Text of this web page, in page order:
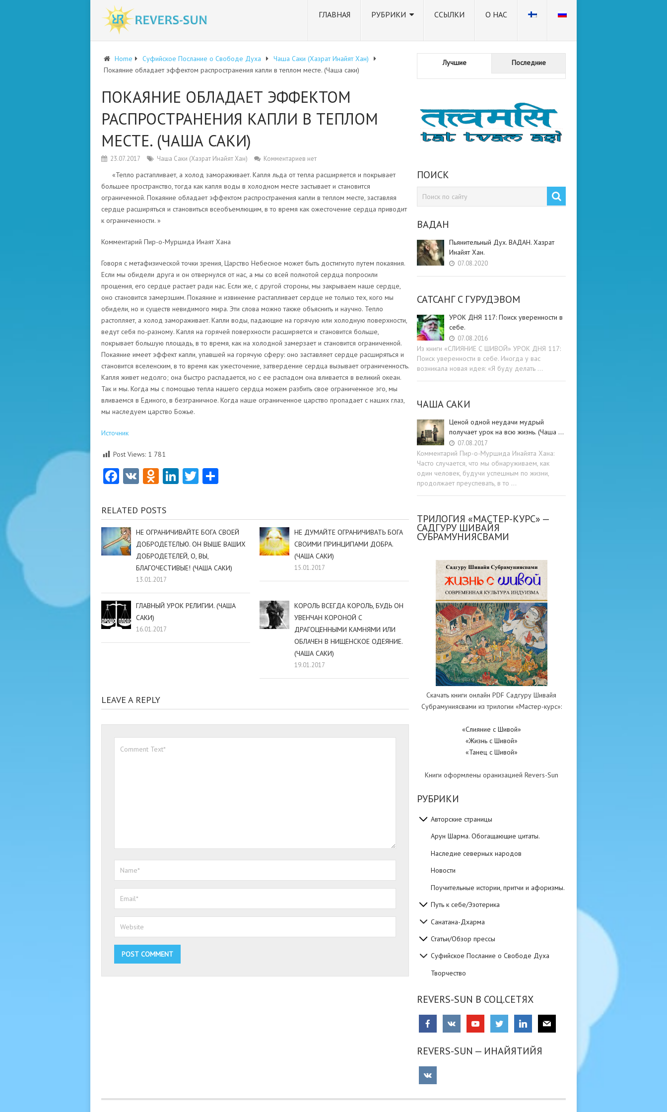
ГЛАВНАЯ РУБРИКИ ССЫЛКИ О НАС
Home Суфийское Послание о Свободе Духа
Чаша Саки (Хазрат Инайят Хан)
Покаяние обладает эффектом распространения капли в теплом месте. (Чаша саки)
ПОКАЯНИЕ ОБЛАДАЕТ ЭФФЕКТОМ
РАСПРОСТРАНЕНИЯ КАПЛИ В ТЕПЛОМ
МЕСТЕ. (ЧАША САКИ)
23.07.2017 Чаша Саки (Хазрат Инайят Хан) Комментариев нет
«Тепло растапливает, а холод замораживает. Капля льда от тепла расширяется и покрывает
большее пространство, тогда как капля воды в холодном месте застывает и становится
ограниченной. Покаяние обладает эффектом распространения капли в теплом месте, заставляя
сердце расширяться и становиться всеобъемлющим, в то время как ожесточение сердца приводит
к ограниченности. »
Комментарий Пир-о-Муршида Инаят Хана
Говоря с метафизической точки зрения, Царство Небесное может быть достигнуто путем покаяния.
Если мы обидели друга и он отвернулся от нас, а мы со всей полнотой сердца попросили
прощения, его сердце растает ради нас. Если же, с другой стороны, мы закрываем наше сердце,
оно становится замерзшим. Покаяние и извинение растапливает сердце не только тех, кого мы
обидели, но и существ невидимого мира. Эти слова можно также объяснить и научно. Тепло
растопляет, а холод замораживает. Капли воды, падающие на горячую или холодную поверхности,
ведут себя по-разному. Капля на горячей поверхности расширяется и становится больше,
покрывает большую площадь, в то время, как на холодной замерзает и становится ограниченной.
Покаяние имеет эффект капли, упавшей на горячую сферу: оно заставляет сердце расширяться и
становится вселенским, в то время как ужесточение, затвердение сердца вызывает ограниченность.
Капля живет недолго; она быстро распадается, но с ее распадом она вливается в великий океан.
Так и мы. Когда мы с помощью тепла нашего сердца можем разбить свое ограниченное эго, мы
вливаемся в Единого, в безграничное. Когда наше ограниченное царство пропадает с наших глаз,
мы наследуем царство Божье.
Источник
Post Views: 1 781
Facebook
VKOdnoklassniki
LinkedIn
TwitterОтправить
RELATED POSTS
НЕ ОГРАНИЧИВАЙТЕ БОГА СВОЕЙ
ДОБРОДЕТЕЛЬЮ. ОН ВЫШЕ ВАШИХ
ДОБРОДЕТЕЛЕЙ, О, ВЫ,
БЛАГОЧЕСТИВЫЕ! (ЧАША САКИ)
13.01.2017
НЕ ДУМАЙТЕ ОГРАНИЧИВАТЬ БОГА
СВОИМИ ПРИНЦИПАМИ ДОБРА.
(ЧАША САКИ)
15.01.2017
ГЛАВНЫЙ УРОК РЕЛИГИИ. (ЧАША
САКИ)
16.01.2017
КОРОЛЬ ВСЕГДА КОРОЛЬ, БУДЬ ОН
УВЕНЧАН КОРОНОЙ С
ДРАГОЦЕННЫМИ КАМНЯМИ ИЛИ
ОБЛАЧЕН В НИЩЕНСКОЕ ОДЕЯНИЕ.
(ЧАША САКИ)
19.01.2017
LEAVE A REPLY
Лучшие Последние
ПОИСК
ВАДАН
Пьянительный Дух. ВАДАН. Хазрат
Инайят Хан.
07.08.2020
САТСАНГ C ГУРУДЭВОМ
УРОК ДНЯ 117: Поиск уверенности в
себе.
07.08.2016
Из книги «СЛИЯНИЕ С ШИВОЙ» УРОК ДНЯ 117:
Поиск уверенности в себе. Иногда у вас
возникала новая идея: «Я буду делать …
ЧАША САКИ
Ценой одной неудачи мудрый
получает урок на всю жизнь. (Чаша …
07.08.2017
Комментарий Пир-о-Муршида Инайята Хана:
Часто случается, что мы обнаруживаем, как
один человек, будучи успешным по жизни,
продолжает преуспевать, в то …
ТРИЛОГИЯ «МАСТЕР-КУРС» —
САДГУРУ ШИВАЙЯ
СУБРАМУНИЯСВАМИ
Скачать книги онлайн PDF Садгуру Шивайя
Субрамуниясвами из трилогии «Мастер-курс»:
«Слияние с Шивой»
«Жизнь с Шивой»
«Танец с Шивой»
Книги оформлены оранизацией Revers-Sun
РУБРИКИ
Авторские страницы
Арун Шарма. Обогащающие цитаты.
Наследие северных народов
Новости
Поучительные истории, притчи и афоризмы.
Путь к себе/Эзотерика
Санатана-Дхарма
Статьи/Обзор прессы
Суфийское Послание о Свободе Духа
Творчество
REVERS-SUN В СОЦ.СЕТЯХ
REVERS-SUN — ИНАЙЯТИЙЯ